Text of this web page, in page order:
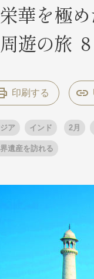
条件から
キーワード
出発地とエリ
出発月
“知究”紀行
目的・テーマ
美術鑑賞
条件から
キーワード
出発地とエリ
出発月
夢の休日 煌
目的・テーマ
紅葉
栄華を極
周遊の旅
印刷する
ア インド 2月
遺産を訪れる